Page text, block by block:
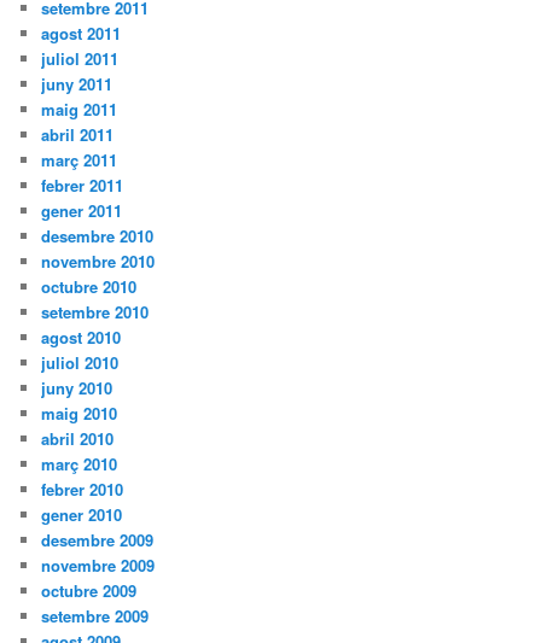
setembre 2011
agost 2011
juliol 2011
juny 2011
maig 2011
abril 2011
març 2011
febrer 2011
gener 2011
desembre 2010
novembre 2010
octubre 2010
setembre 2010
agost 2010
juliol 2010
juny 2010
maig 2010
abril 2010
març 2010
febrer 2010
gener 2010
desembre 2009
novembre 2009
octubre 2009
setembre 2009